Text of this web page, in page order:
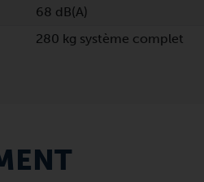
68 dB(A)
280 kg système complet